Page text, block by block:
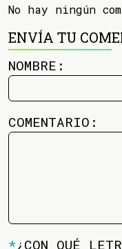
No hay ningún
ENVÍA TU
NOMBRE:
COMENTARIO:
*¿CON QUÉ